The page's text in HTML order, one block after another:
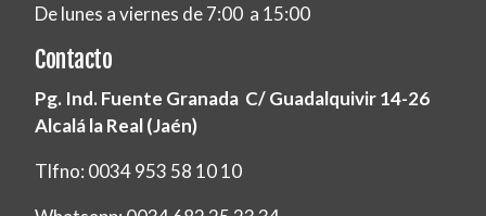
De lunes a viernes de 7:00 a 15:00
Contacto
Pg. Ind. Fuente Granada C/ Guadalquivir 14-26
Alcalá la Real (Jaén)
Tlfno: 0034 953 58 10 10